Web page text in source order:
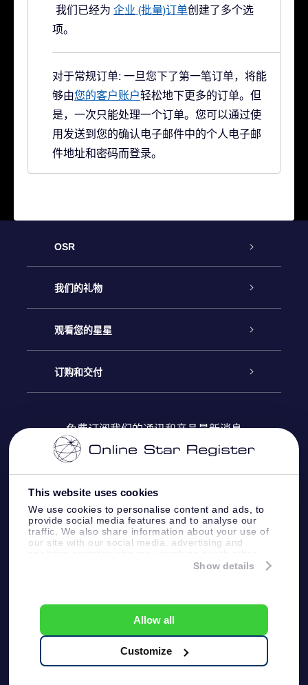
This website uses cookies
We use cookies to personalise content and ads, to
provide social media features and to analyse our
traffic. We also share information about your use of
our site with our social media, advertising and
information that you’ve provided to them or that
Show details
Allow all
Customize
我们已经为 企业 (批量)订单创建了多个选
项。
对于常规订单: 一旦您下了第一笔订单，将能
够由您的客户账户轻松地下更多的订单。但
是，一次只能处理一个订单。您可以通过使
用发送到您的确认电子邮件中的个人电子邮
件地址和密码而登录。
OSR
客户服务
联系我们
博客
评论
我们的礼物
Online Star礼物
OSR 礼物包
OSR 礼物卡
公司礼品
观看您的星星
Online Star Register
个性化的Star Page
One Million Stars
OSR Starsaver
订购和交付
付款信息
配送信息
退货政策&撤销权
免费订阅我们的通讯和产品最新消息
客户服务:help@osr.org
KVK: 60333553, VAT: NL 8538.62.722B01
One Million Stars
一般条款和条件
隐私政策和免责声明